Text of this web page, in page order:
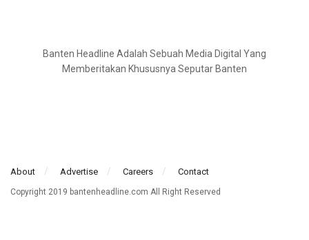
Banten Headline Adalah Sebuah Media Digital Yang
Memberitakan Khususnya Seputar Banten
About Advertise Careers Contact
Copyright 2019 bantenheadline.com All Right Reserved